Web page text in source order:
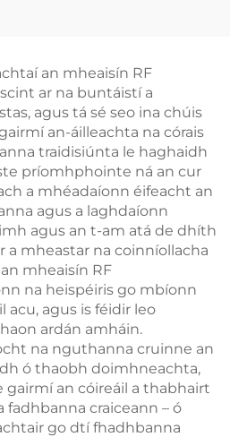
do úsáid cliniciúil
leanúnach gan
teagmháil
an mheaisín RF
ar na buntáistí a
agus tá sé seo ina chúis
an-áilleachta na córais
traidisiúnta le haghaidh
príomhphointe ná an cur
a mhéadaíonn éifeacht an
agus a laghdaíonn
agus an t-am atá de dhíth
a mheastar na coinníollacha
mheaisín RF
na heispéiris go mbíonn
acu, agus is féidir leo
ardán amháin.
na nguthanna cruinne an
ó thaobh doimhneachta,
gairmí an cóireáil a thabhairt
fadhbanna craiceann – ó
go dtí fhadhbanna